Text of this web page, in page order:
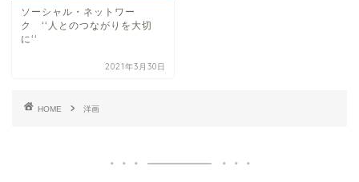
ソーシャル・ネットワー
ク ‘‘人とのつながりを大切
に‘‘
2021年3月30日
HOME 洋画